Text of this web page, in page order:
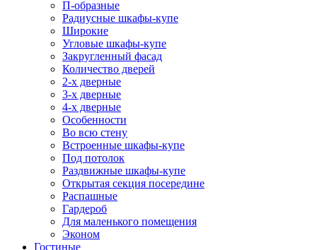
П-образные
Радиусные шкафы-купе
Широкие
Угловые шкафы-купе
Закругленный фасад
Количество дверей
2-х дверные
3-х дверные
4-х дверные
Особенности
Во всю стену
Встроенные шкафы-купе
Под потолок
Раздвижные шкафы-купе
Открытая секция посередине
Распашные
Гардероб
Для маленького помещения
Эконом
Гостиные